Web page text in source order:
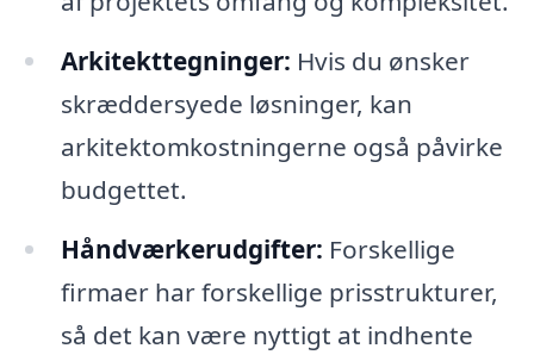
Arkitekttegninger: Hvis du ønsker
skræddersyede løsninger, kan
arkitektomkostningerne også påvirke
budgettet.
Håndværkerudgifter: Forskellige
firmaer har forskellige prisstrukturer,
så det kan være nyttigt at indhente